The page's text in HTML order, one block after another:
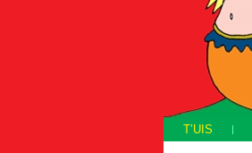
T’UIS